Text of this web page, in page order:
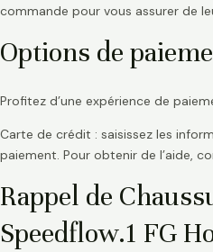
commande pour vous assurer de
Options de
Profitez d’une expérience de
Carte de crédit : saisissez les
paiement. Pour obtenir de l’aide,
Rappel de
Speedflow.1 FG